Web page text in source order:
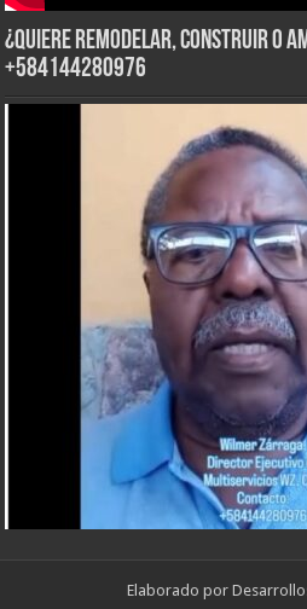
¿Quiere Remodelar, Construir o
+584144280976
Elaborado por